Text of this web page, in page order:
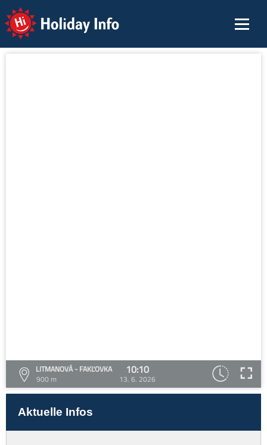
Holiday Info
LITMANOVÁ - FAKĽOVKA
900 m
10:10
13. 6. 2026
Aktuelle Infos